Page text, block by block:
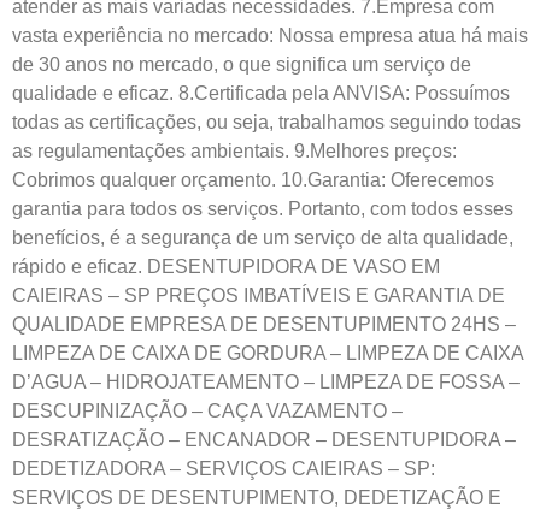
atender as mais variadas necessidades. 7.Empresa com
vasta experiência no mercado: Nossa empresa atua há mais
de 30 anos no mercado, o que significa um serviço de
qualidade e eficaz. 8.Certificada pela ANVISA: Possuímos
todas as certificações, ou seja, trabalhamos seguindo todas
as regulamentações ambientais. 9.Melhores preços:
Cobrimos qualquer orçamento. 10.Garantia: Oferecemos
garantia para todos os serviços. Portanto, com todos esses
benefícios, é a segurança de um serviço de alta qualidade,
rápido e eficaz. DESENTUPIDORA DE VASO EM
CAIEIRAS – SP PREÇOS IMBATÍVEIS E GARANTIA DE
QUALIDADE EMPRESA DE DESENTUPIMENTO 24HS –
LIMPEZA DE CAIXA DE GORDURA – LIMPEZA DE CAIXA
D’AGUA – HIDROJATEAMENTO – LIMPEZA DE FOSSA –
DESCUPINIZAÇÃO – CAÇA VAZAMENTO –
DESRATIZAÇÃO – ENCANADOR – DESENTUPIDORA –
DEDETIZADORA – SERVIÇOS CAIEIRAS – SP:
SERVIÇOS DE DESENTUPIMENTO, DEDETIZAÇÃO E